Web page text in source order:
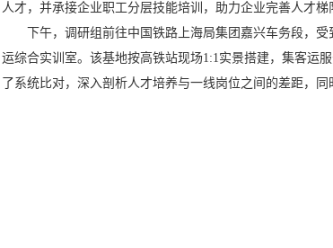
人才，并承接企业职工分层技能培训，助力企业完善人才梯
下午，调研组前往中国铁路上海局集团嘉兴车务段，
运综合实训室。该基地按高铁站现场1:1实景搭建，集客运
了系统比对，深入剖析人才培养与一线岗位之间的差距，